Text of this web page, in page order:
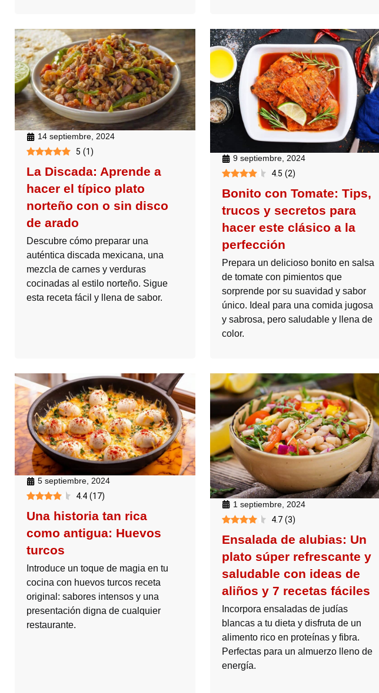
14 septiembre, 2024
5 (1)
La Discada: Aprende a
hacer el típico plato
norteño con o sin disco
de arado
Descubre cómo preparar una
auténtica discada mexicana, una
mezcla de carnes y verduras
cocinadas al estilo norteño. Sigue
esta receta fácil y llena de sabor.
9 septiembre, 2024
4.5 (2)
Bonito con Tomate: Tips,
trucos y secretos para
hacer este clásico a la
perfección
Prepara un delicioso bonito en salsa
de tomate con pimientos que
sorprende por su suavidad y sabor
único. Ideal para una comida jugosa
y sabrosa, pero saludable y llena de
color.
5 septiembre, 2024
4.4 (17)
Una historia tan rica
como antigua: Huevos
turcos
Introduce un toque de magia en tu
cocina con huevos turcos receta
original: sabores intensos y una
presentación digna de cualquier
restaurante.
1 septiembre, 2024
4.7 (3)
Ensalada de alubias: Un
plato súper refrescante y
saludable con ideas de
aliños y 7 recetas fáciles
Incorpora ensaladas de judías
blancas a tu dieta y disfruta de un
alimento rico en proteínas y fibra.
Perfectas para un almuerzo lleno de
energía.